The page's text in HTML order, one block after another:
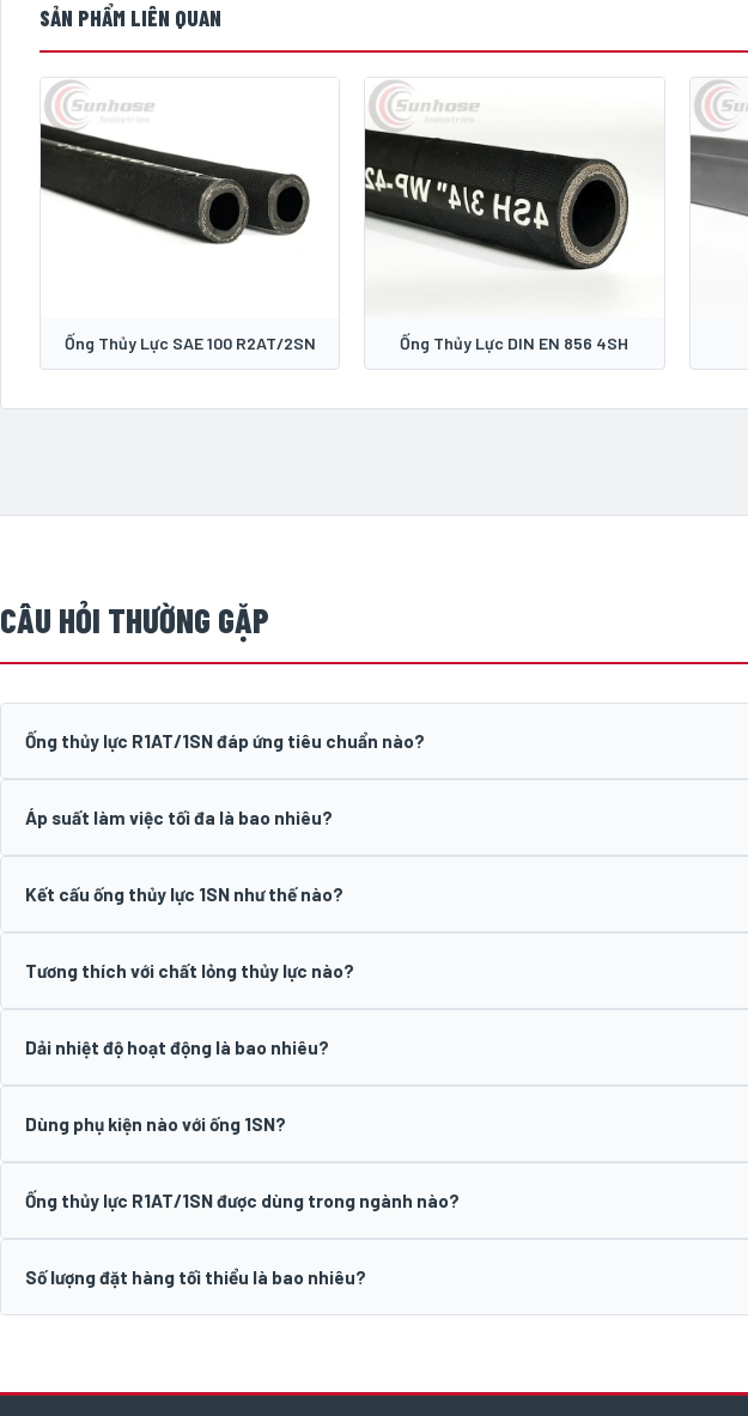
SẢN PHẨM LIÊN QUAN
Ống Thủy Lực SAE 100 R2AT/2SN Ống Thủy Lực DIN EN 856 4SH
CÂU HỎI THƯỜNG GẶP
Ống thủy lực R1AT/1SN đáp ứng tiêu chuẩn nào?
Áp suất làm việc tối đa là bao nhiêu?
Kết cấu ống thủy lực 1SN như thế nào?
Tương thích với chất lỏng thủy lực nào?
Dải nhiệt độ hoạt động là bao nhiêu?
Dùng phụ kiện nào với ống 1SN?
Ống thủy lực R1AT/1SN được dùng trong ngành nào?
Số lượng đặt hàng tối thiểu là bao nhiêu?